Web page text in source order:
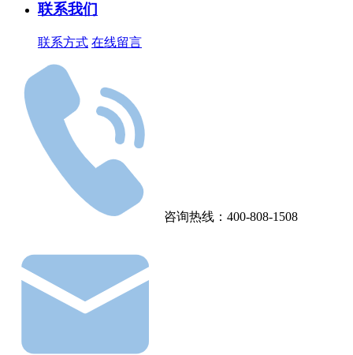
联系我们
联系方式 在线留言
咨询热线：400-808-1508